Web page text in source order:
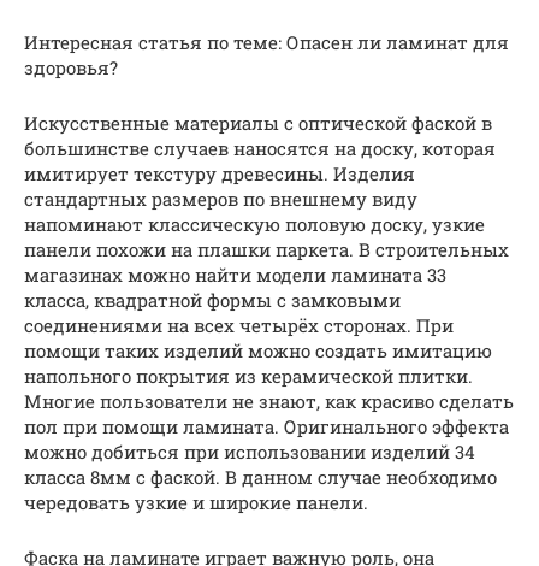
Интересная статья по теме: Опасен ли ламинат для
здоровья?
Искусственные материалы с оптической фаской в
большинстве случаев наносятся на доску, которая
имитирует текстуру древесины. Изделия
стандартных размеров по внешнему виду
напоминают классическую половую доску, узкие
панели похожи на плашки паркета. В строительных
магазинах можно найти модели ламината 33
класса, квадратной формы с замковыми
соединениями на всех четырёх сторонах. При
помощи таких изделий можно создать имитацию
напольного покрытия из керамической плитки.
Многие пользователи не знают, как красиво сделать
пол при помощи ламината. Оригинального эффекта
можно добиться при использовании изделий 34
класса 8мм с фаской. В данном случае необходимо
чередовать узкие и широкие панели.
Фаска на ламинате играет важную роль, она